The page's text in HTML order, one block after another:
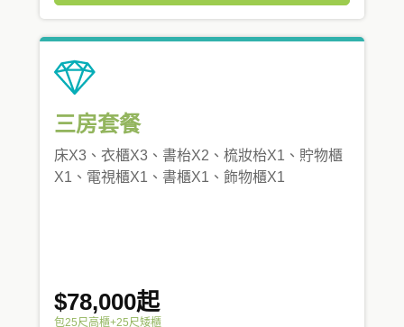
三房套餐
床X3、衣櫃X3、書枱X2、梳妝枱X1、貯物櫃
X1、電視櫃X1、書櫃X1、飾物櫃X1
$78,000起
包25尺高櫃+25尺矮櫃